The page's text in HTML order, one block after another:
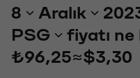
8 Aralık
PSG
fiyatı ne
₺96,25≈$3,30